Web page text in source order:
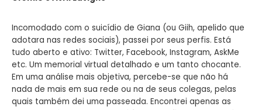
Incomodado com o suicídio de Giana (ou Giih, apelido que
adotara nas redes sociais), passei por seus perfis. Está
tudo aberto e ativo: Twitter, Facebook, Instagram, AskMe
etc. Um memorial virtual detalhado e um tanto chocante.
Em uma análise mais objetiva, percebe-se que não há
nada de mais em sua rede ou na de seus colegas, pelas
quais também dei uma passeada. Encontrei apenas as